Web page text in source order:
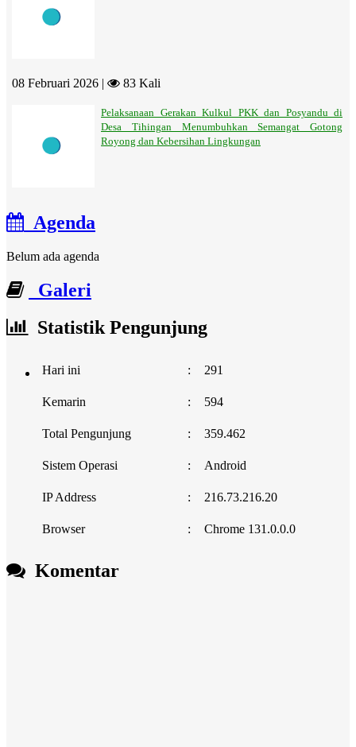
08 Februari 2026 | 83 Kali
Pelaksanaan Gerakan Kulkul PKK dan Posyandu di
Desa Tihingan Menumbuhkan Semangat Gotong
Royong dan Kebersihan Lingkungan
Agenda
Belum ada agenda
Galeri
Statistik Pengunjung
Hari ini : 291
Kemarin : 594
Total Pengunjung : 359.462
Sistem Operasi : Android
IP Address : 216.73.216.20
Browser : Chrome 131.0.0.0
Komentar